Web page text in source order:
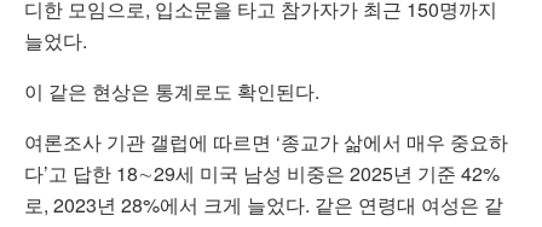
디한 모임으로, 입소문을 타고 참가자가 최근 150명까지
늘었다.
이 같은 현상은 통계로도 확인된다.
여론조사 기관 갤럽에 따르면 ‘종교가 삶에서 매우 중요하
다’고 답한 18∼29세 미국 남성 비중은 2025년 기준 42%
로, 2023년 28%에서 크게 늘었다. 같은 연령대 여성은 같